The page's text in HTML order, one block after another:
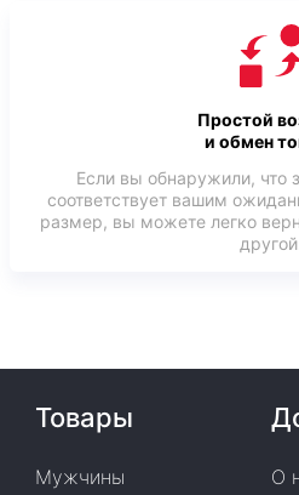
Простой
и обмен
Если вы обнаружили, что
соответствует вашим
размер, вы можете легко
Товары
Мужчины
О